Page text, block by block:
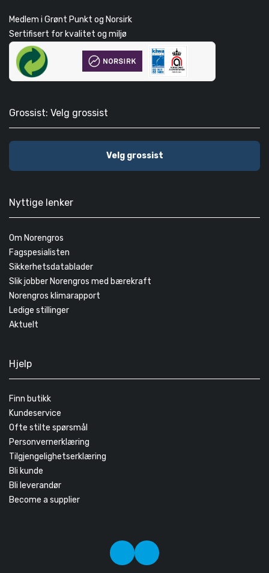
Medlem i Grønt Punkt og Norsirk
Sertifisert for kvalitet og miljø
Grossist: Velg grossist
Velg grossist
Nyttige lenker
Om Norengros
Fagspesialisten
Sikkerhetsdatablader
Slik jobber Norengros med bærekraft
Norengros klimarapport
Ledige stillinger
Aktuelt
Hjelp
Finn butikk
Kundeservice
Ofte stilte spørsmål
Personvernerklæring
Tilgjengelighetserklæring
Bli kunde
Bli leverandør
Become a supplier